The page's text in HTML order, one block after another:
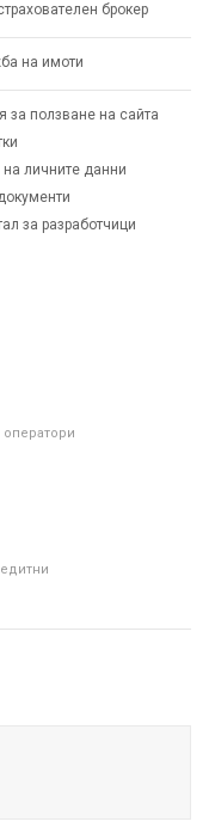
брокер
на имоти
за ползване на сайта
личните данни
за разработчици